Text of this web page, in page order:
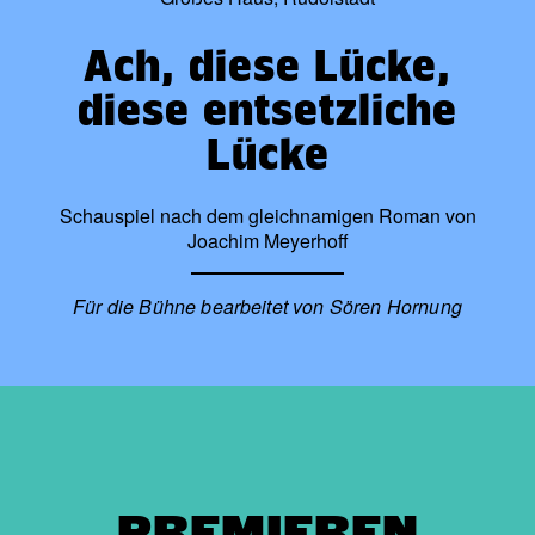
Ach, diese Lücke,
diese entsetzliche
Lücke
Schauspiel nach dem gleichnamigen Roman von
Joachim Meyerhoff
Für die Bühne bearbeitet von Sören Hornung